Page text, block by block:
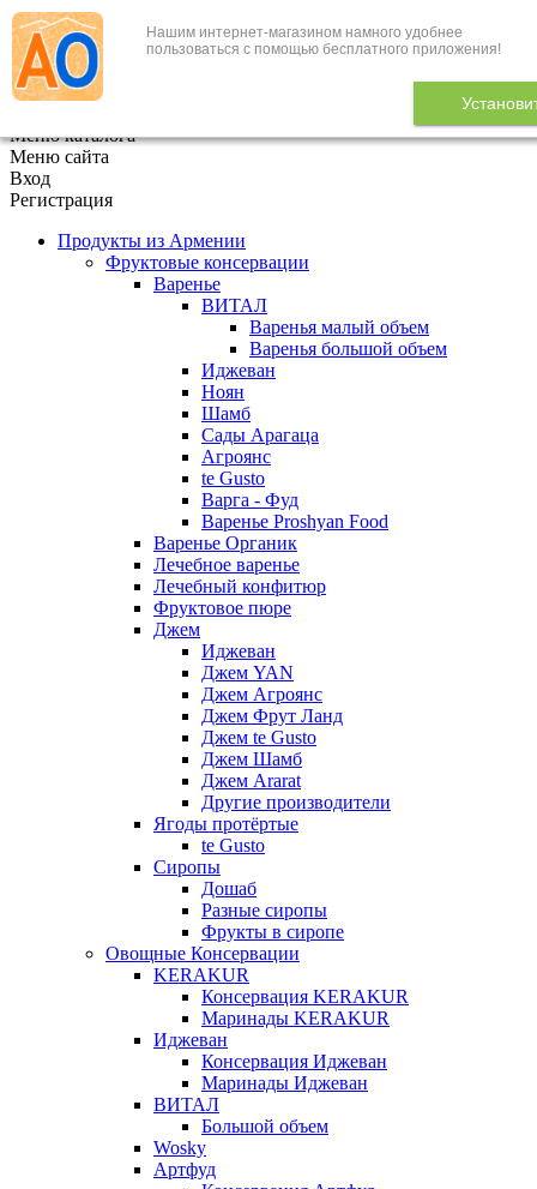
Нашим интернет-магазином намного удобнее
пользоваться с помощью бесплатного приложения!
+7 (495) 646-888-1
В корзине 0
Меню каталога
Меню сайта
Вход
Регистрация
Продукты из Армении
Фруктовые консервации
Варенье
ВИТАЛ
Варенья малый объем
Варенья большой объем
Иджеван
Ноян
Шамб
Сады Арагаца
Агроянс
te Gusto
Варга - Фуд
Варенье Proshyan Food
Варенье Органик
Лечебное варенье
Лечебный конфитюр
Фруктовое пюре
Джем
Иджеван
Джем YAN
Джем Агроянс
Джем Фрут Ланд
Джем te Gusto
Джем Шамб
Джем Ararat
Другие производители
Ягоды протёртые
te Gusto
Сиропы
Дошаб
Разные сиропы
Фрукты в сиропе
Овощные Консервации
KERAKUR
Консервация KERAKUR
Маринады KERAKUR
Иджеван
Консервация Иджеван
Маринады Иджеван
ВИТАЛ
Большой объем
Wosky
Артфуд